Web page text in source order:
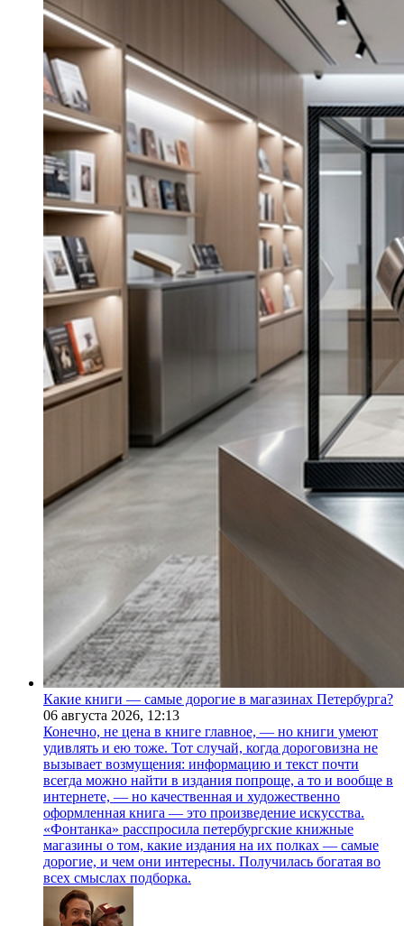
Какие книги — самые дорогие в магазинах Петербурга?
06 августа 2026, 12:13
Конечно, не цена в книге главное, — но книги умеют
удивлять и ею тоже. Тот случай, когда дороговизна не
вызывает возмущения: информацию и текст почти
всегда можно найти в издания попроще, а то и вообще в
интернете, — но качественная и художественно
оформленная книга — это произведение искусства.
«Фонтанка» расспросила петербургские книжные
магазины о том, какие издания на их полках — самые
дорогие, и чем они интересны. Получилась богатая во
всех смыслах подборка.